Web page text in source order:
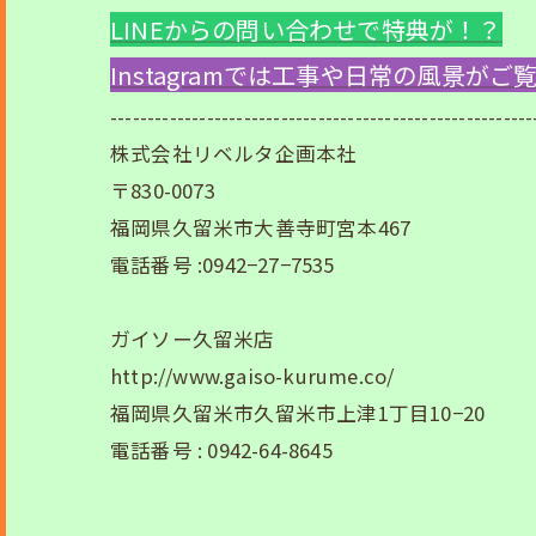
LINEからの問い合わせで特典が！？
Instagramでは工事や日常の風景がご
株式会社リベルタ企画本社
〒830-0073
福岡県久留米市大善寺町宮本467
電話番号 :0942−27−7535
ガイソー久留米店
http://www.gaiso-kurume.co/
福岡県久留米市久留米市上津1丁目10−20
電話番号 : 0942-64-8645